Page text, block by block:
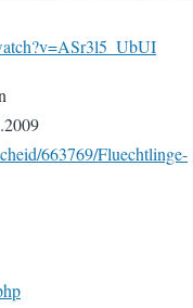
663769/Fluechtlinge-